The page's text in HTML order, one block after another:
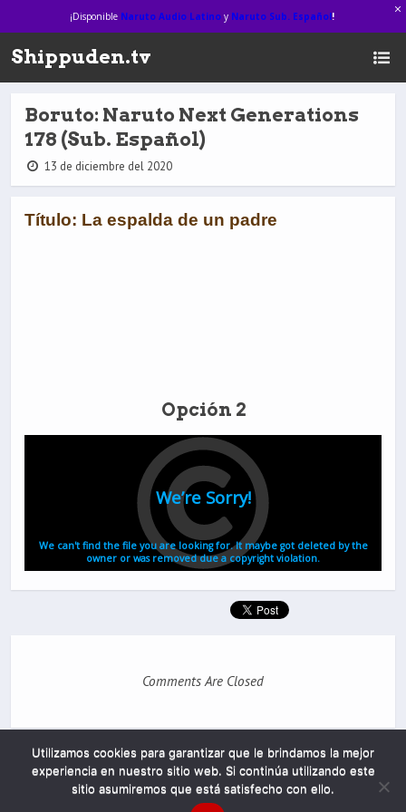
¡Disponible Naruto Audio Latinoy Naruto Sub. Español!
Shippuden.tv
Boruto: Naruto Next Generations
178 (Sub. Español)
13 de diciembre del 2020
Título: La espalda de un padre
Opción 2
Comments Are Closed
Utilizamos cookies para garantizar que le brindamos la mejor
experiencia en nuestro sitio web. Si continúa utilizando este
sitio asumiremos que está satisfecho con ello.